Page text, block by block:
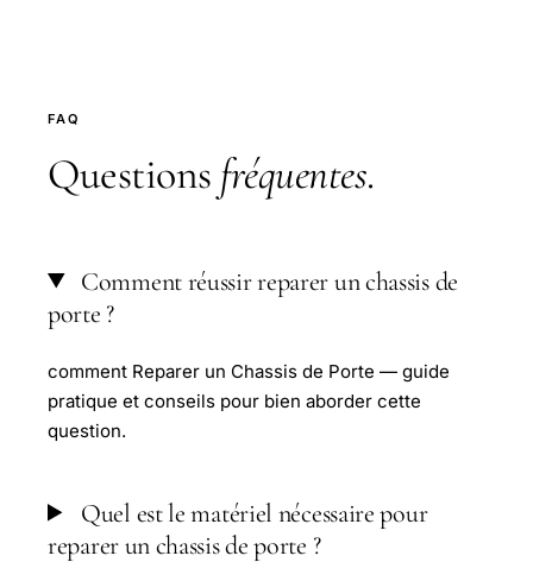
FAQ
Questions fréquentes.
Comment réussir reparer un chassis de
porte ?
comment Reparer un Chassis de Porte — guide
pratique et conseils pour bien aborder cette
question.
Quel est le matériel nécessaire pour
reparer un chassis de porte ?